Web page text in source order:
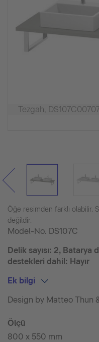
Tezgah,
Öğe resimden farklı olabilir.
değildir.
Model-No. DS107C
Delik sayısı: 2, Batarya
destekleri dahil: Hayır
Ek bilgi
Design by Matteo Thun
Ölçü
800 x 550 mm